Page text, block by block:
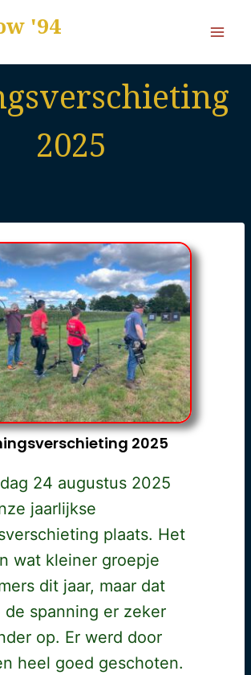
'94
2025
2025
24 augustus 2025
jaarlijkse
plaats. Het
wat kleiner groepje
dit jaar, maar dat
de spanning er zeker
op. Er werd door
heel goed geschoten.